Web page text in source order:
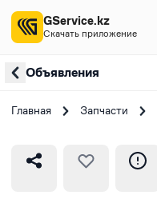
Объявления
Главная Запчасти
GService.kz
Скачать приложение